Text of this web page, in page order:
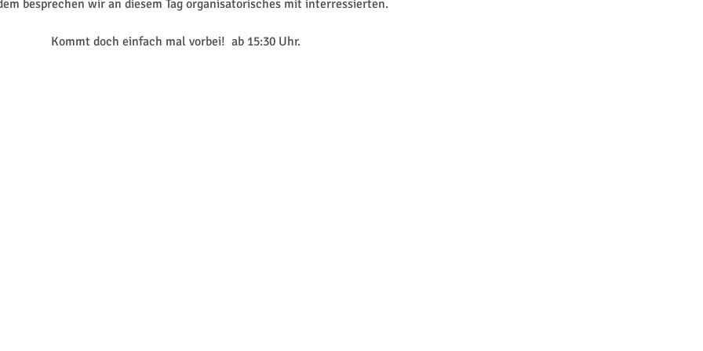
besprechen wir an diesem Tag organisatorisches mit interressierten.
Kommt doch einfach mal vorbei! ab 15:30 Uhr.